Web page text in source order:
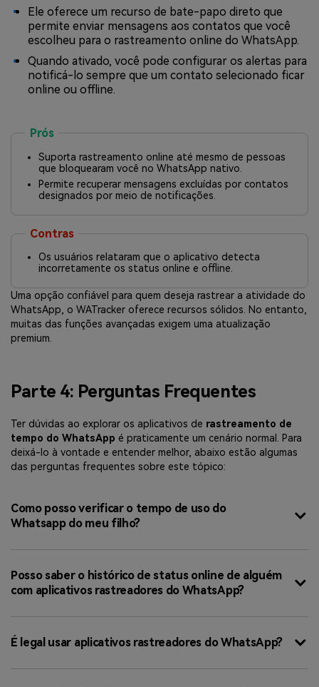
Ele oferece um recurso de bate-papo direto que
permite enviar mensagens aos contatos que você
escolheu para o rastreamento online do WhatsApp.
Quando ativado, você pode configurar os alertas para
notificá-lo sempre que um contato selecionado ficar
online ou offline.
Prós
Suporta rastreamento online até mesmo de pessoas
que bloquearam você no WhatsApp nativo.
Permite recuperar mensagens excluídas por contatos
designados por meio de notificações.
Contras
Os usuários relataram que o aplicativo detecta
incorretamente os status online e offline.
Uma opção confiável para quem deseja rastrear a atividade do
WhatsApp, o WATracker oferece recursos sólidos. No entanto,
muitas das funções avançadas exigem uma atualização
premium.
Parte 4: Perguntas Frequentes
Ter dúvidas ao explorar os aplicativos de rastreamento de
tempo do WhatsApp é praticamente um cenário normal. Para
deixá-lo à vontade e entender melhor, abaixo estão algumas
das perguntas frequentes sobre este tópico:
Como posso verificar o tempo de uso do
Whatsapp do meu filho?
Posso saber o histórico de status online de alguém
com aplicativos rastreadores do WhatsApp?
É legal usar aplicativos rastreadores do WhatsApp?